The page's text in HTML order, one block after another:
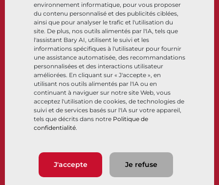
environnement informatique, pour vous proposer
du contenu personnalisé et des publicités ciblées,
ainsi que pour analyser le trafic et l'utilisation du
site. De plus, nos outils alimentés par l'IA, tels que
l'assistant Bary AI, utilisent le suivi et les
informations spécifiques à l'utilisateur pour fournir
une assistance automatisée, des recommandations
personnalisées et des interactions utilisateur
améliorées. En cliquant sur « J'accepte », en
utilisant nos outils alimentés par l'IA ou en
continuant à naviguer sur notre site Web, vous
acceptez l'utilisation de cookies, de technologies de
suivi et de services basés sur l'IA sur votre appareil,
tels que décrits dans notre Politique de
confidentialité.
J'accepte Je refuse
À propos
Sites
Partenariats
Développement durable
Portail clients
Documents
Centre de connaissance
Logiciels
Sélection de matériaux
Suivez-nous LinkedIn
© 2026 Bray International, Tous droits réservés
Politique de confidentialité